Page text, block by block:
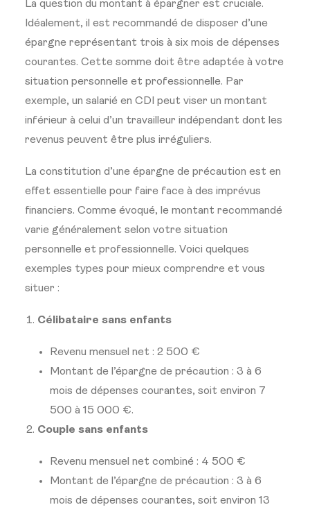
La question du montant à épargner est cruciale.
Idéalement, il est recommandé de disposer d’une
épargne représentant trois à six mois de dépenses
courantes. Cette somme doit être adaptée à votre
situation personnelle et professionnelle. Par
exemple, un salarié en CDI peut viser un montant
inférieur à celui d’un travailleur indépendant dont les
revenus peuvent être plus irréguliers.
La constitution d’une épargne de précaution est en
effet essentielle pour faire face à des imprévus
financiers. Comme évoqué, le montant recommandé
varie généralement selon votre situation
personnelle et professionnelle. Voici quelques
exemples types pour mieux comprendre et vous
situer :
Célibataire sans enfants
Revenu mensuel net : 2 500 €
Montant de l’épargne de précaution : 3 à 6
mois de dépenses courantes, soit environ 7
500 à 15 000 €.
Couple sans enfants
Revenu mensuel net combiné : 4 500 €
Montant de l’épargne de précaution : 3 à 6
mois de dépenses courantes, soit environ 13